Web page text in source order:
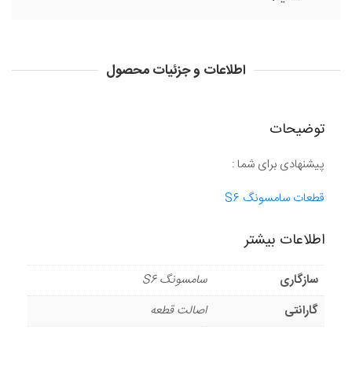
اطلاعات و جزئیات محصول
توضیحات
پیشنهادی برای شما :
قطعات سامسونگ S6
اطلاعات بیشتر
سازگاری
سامسونگ S6
گارانتی
اصالت قطعه